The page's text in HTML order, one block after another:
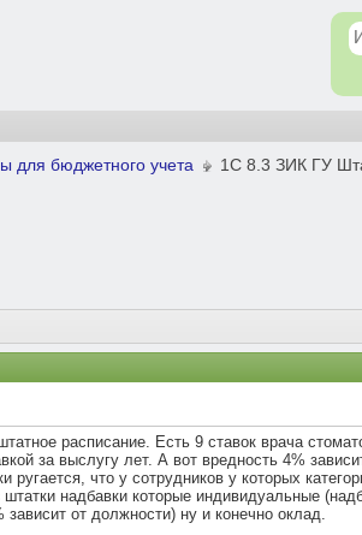
для бюджетного учета 1С 8.3 ЗИК ГУ
расписание. Есть 9 ставок врача
за выслугу лет. А вот вредность 4%
что у сотрудников у которых
надбавки которые индивидуальные
от должности) ну и конечно оклад.